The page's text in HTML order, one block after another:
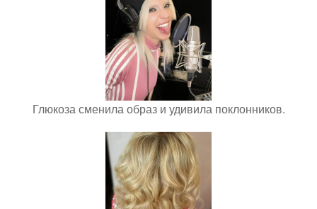
Глюкоза сменила образ и удивила поклонников.